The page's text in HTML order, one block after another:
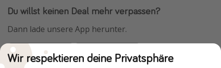
Du willst keinen Deal mehr verpassen?
Dann lade unsere App herunter.
Wir respektieren deine Privatsphäre